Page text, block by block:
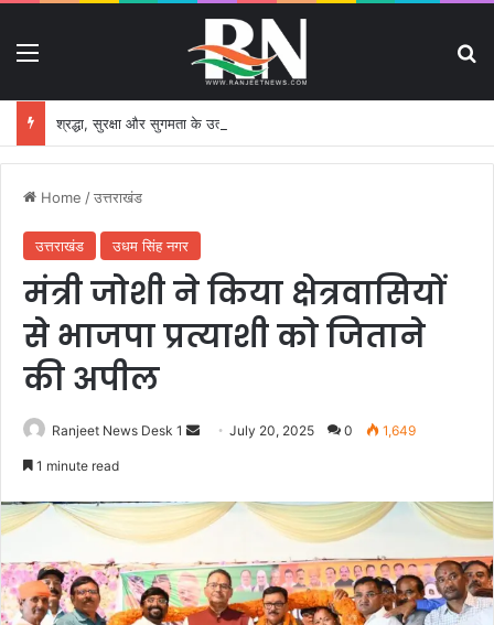
Home /उत्तराखंड
उत्तराखंड उधम सिंह नगर
मंत्री जोशी ने किया क्षेत्रवासियों
से भाजपा प्रत्याशी को जिताने
की अपील
Ranjeet News Desk 1
d
a
n
e
m
July 20, 2025 0 1,649
1 minute read